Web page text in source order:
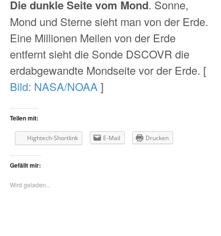
Die dunkle Seite vom Mond. Sonne,
Mond und Sterne sieht man von der Erde.
Eine Millionen Meilen von der Erde
entfernt sieht die Sonde DSCOVR die
erdabgewandte Mondseite vor der Erde. [
Bild: NASA/NOAA]
Teilen mit:
Hightech-Shortlink E-Mail Drucken
Gefällt mir:
Wird geladen...